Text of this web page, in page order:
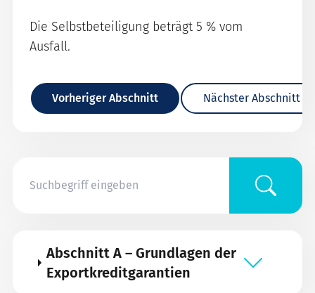
Die Selbstbeteiligung beträgt 5 % vom
Ausfall.
Vorheriger Abschnitt Nächster Abschnitt
Abschnitt A – Grundlagen der
Exportkreditgarantien